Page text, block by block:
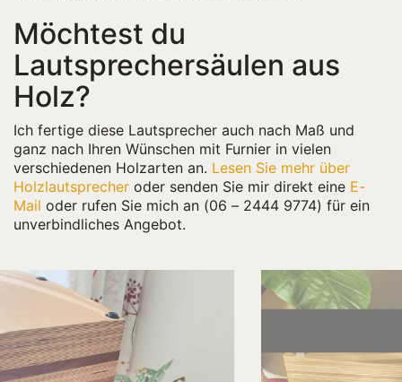
Möchtest du
Lautsprechersäulen aus
Holz?
Ich fertige diese Lautsprecher auch nach Maß und
ganz nach Ihren Wünschen mit Furnier in vielen
verschiedenen Holzarten an. Lesen Sie mehr über
Holzlautsprecher oder senden Sie mir direkt eine E-
Mail oder rufen Sie mich an (06 – 2444 9774) für ein
unverbindliches Angebot.